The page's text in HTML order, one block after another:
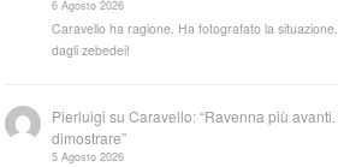
6 Agosto 2026
Caravello ha ragione. Ha fotografato la
dagli zebedei!
Pierluigi suCaravello: “Ravenna più
dimostrare”
5 Agosto 2026